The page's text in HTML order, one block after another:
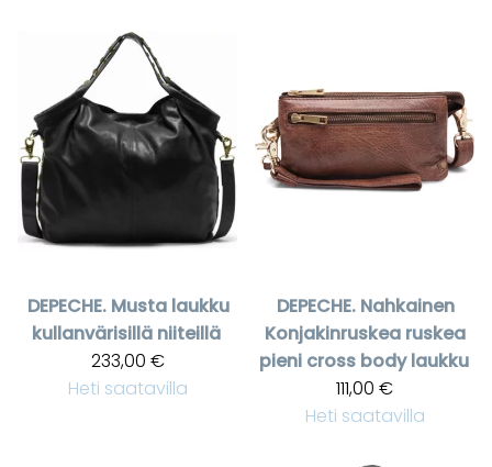
DEPECHE. Musta laukku
kullanvärisillä niiteillä
233,00 €
Heti saatavilla
DEPECHE. Nahkainen
Konjakinruskea ruskea
pieni cross body laukku
111,00 €
Heti saatavilla